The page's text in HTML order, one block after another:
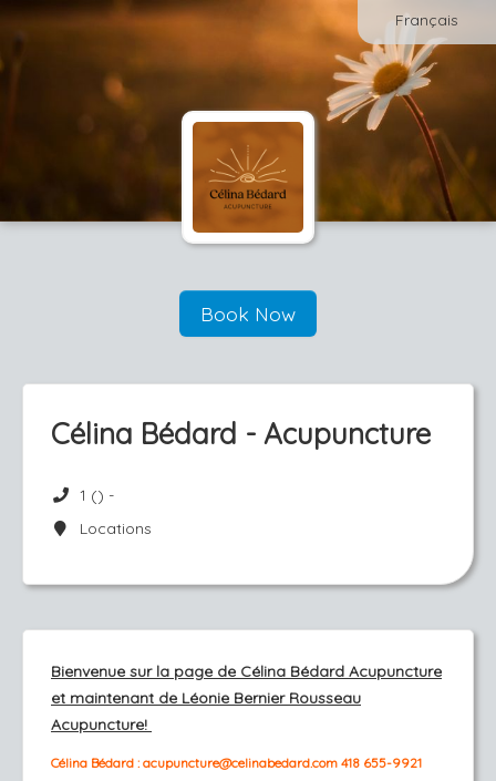
Français
Book Now
Célina Bédard - Acupuncture
1 () -
Locations
Bienvenue sur la page de Célina Bédard Acupuncture
et maintenant de Léonie Bernier Rousseau
Acupuncture!
Célina Bédard : acupuncture@celinabedard.com 418 655-9921